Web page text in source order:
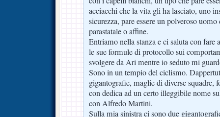
acciacchi che la vita gli ha lasciato, uno
sicurezza, pare essere un polveroso
parastatale o affine.
Entriamo nella stanza e ci saluta con fare
le sue formule di protocollo sui
svolgere da Ari mentre io seduto mi
Sono in un tempio del ciclismo.
gigantografie, maglie di diverse squadre,
con dedica ad un certo illeggibile nome
con Alfredo Martini.
Sulla mia sinistra ci sono due